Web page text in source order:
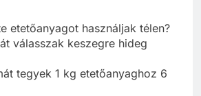
etetőanyagot használjak télen?
válasszak keszegre hideg
tegyek 1 kg etetőanyaghoz 6